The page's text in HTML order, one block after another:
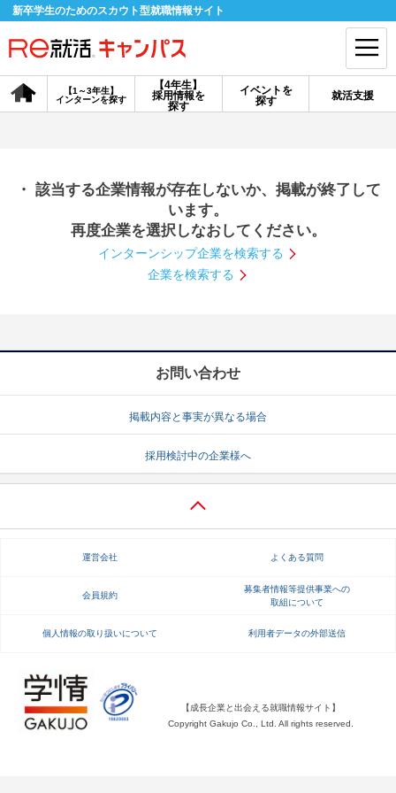
新卒学生のためのスカウト型就職情報サイト
【4年生】
採用情報を
探す
【1～3年生】
インターンを探す
イベントを
探す
就活支援
会員登録 ログイン
探す
【4年生】
説明会を探す
インターンを探す
就活ノウハウ・サポート
就活ノウハウが満載！ お役立ち記事・相談室など
就活ニュースペーパー よくある質問
不明点があればこちら
・ 該当する企業情報が存在しないか、掲載が終了して
います。
再度企業を選択しなおしてください。
インターンシップ企業を検索する
企業を検索する
お問い合わせ
掲載内容と事実が異なる場合
採用検討中の企業様へ
運営会社 よくある質問
会員規約
募集者情報等提供事業への
取組について
個人情報の取り扱いについて 利用者データの外部送信
【成長企業と出会える就職情報サイト】
Copyright Gakujo Co., Ltd. All rights reserved.